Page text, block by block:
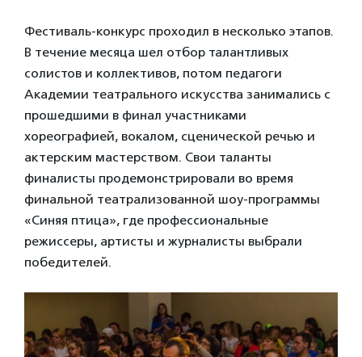
Фестиваль-конкурс проходил в несколько этапов.
В течение месяца шел отбор талантливых
солистов и коллективов, потом педагоги
Академии театрального искусства занимались с
прошедшими в финал участниками
хореографией, вокалом, сценической речью и
актерским мастерством. Свои таланты
финалисты продемонстрировали во время
финальной театрализованной шоу-программы
«Синяя птица», где профессиональные
режиссеры, артисты и журналисты выбрали
победителей.